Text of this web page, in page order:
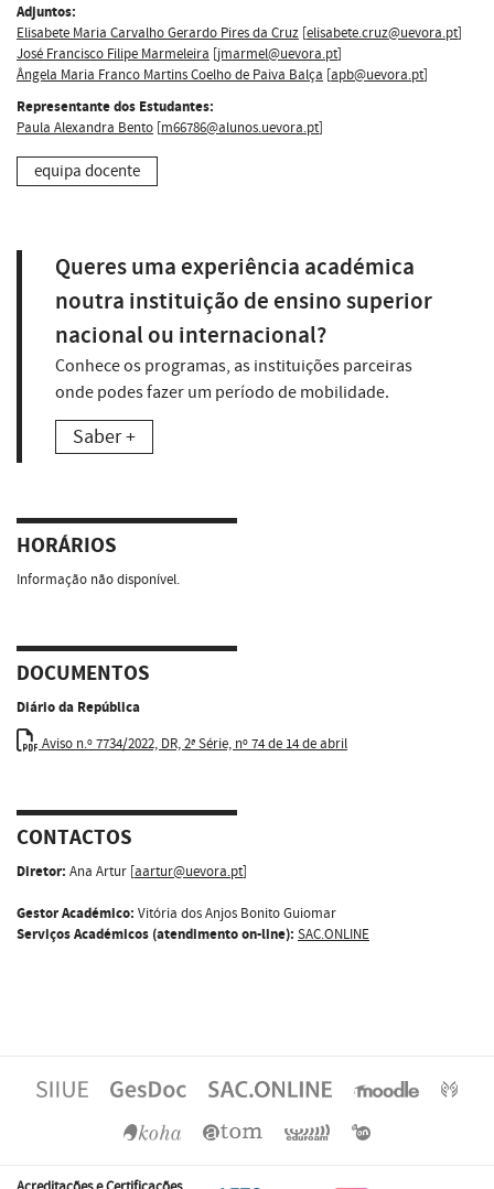
Adjuntos:
Elisabete Maria Carvalho Gerardo Pires da Cruz [elisabete.cruz@uevora.pt]
José Francisco Filipe Marmeleira [jmarmel@uevora.pt]
Ângela Maria Franco Martins Coelho de Paiva Balça [apb@uevora.pt]
Representante dos Estudantes:
Paula Alexandra Bento [m66786@alunos.uevora.pt]
equipa docente
Queres uma experiência académica
noutra instituição de ensino superior
nacional ou internacional?
Conhece os programas, as instituições parceiras
onde podes fazer um período de mobilidade.
Saber +
HORÁRIOS
Informação não disponível.
DOCUMENTOS
Diário da República
Aviso n.º 7734/2022, DR, 2ª Série, nº 74 de 14 de abril
CONTACTOS
Diretor: Ana Artur [aartur@uevora.pt]
Gestor Académico: Vitória dos Anjos Bonito Guiomar
Serviços Académicos (atendimento on-line): SAC.ONLINE